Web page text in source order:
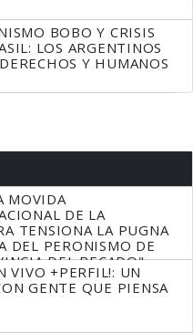
BOBO Y CRISIS
LOS ARGENTINOS
Y HUMANOS
MOVIDA
DE LA
TENSIONA LA PUGNA
DEL PERONISMO DE
DEL PECADO"
VIVO +PERFIL!: UN
GENTE QUE PIENSA